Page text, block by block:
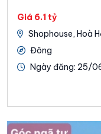
Giá 6.1 tỷ
Shophouse, Hoà
Đông
Ngày đăng: 25/